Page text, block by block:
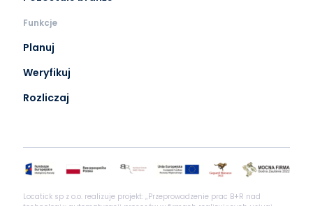
Funkcje
Planuj
Weryfikuj
Rozliczaj
Locatick sp z o.o. realizuje projekt: „Przeprowadzenie prac B+R nad